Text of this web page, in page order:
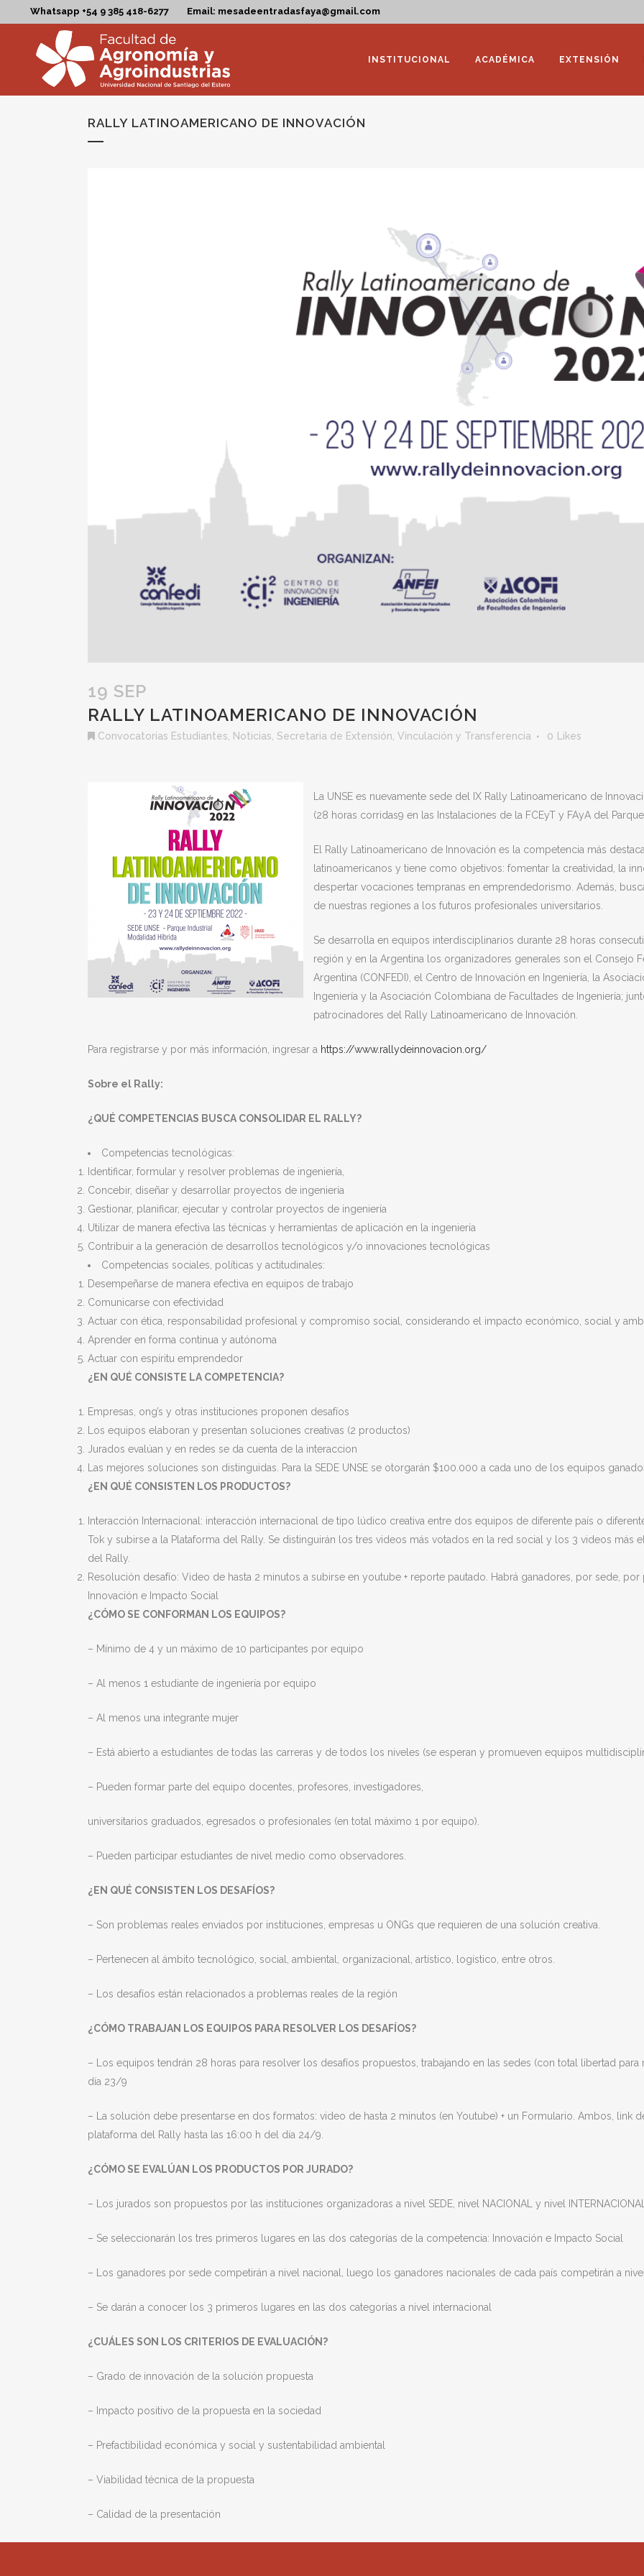
Email: mesadeentradasfaya@gmail.com
Whatsapp +54 9 385 418-6277
INSTITUCIONAL ACADÉMICA EXTENSIÓN
RALLY LATINOAMERICANO DE INNOVACIÓN
19 SEP
RALLY LATINOAMERICANO DE INNOVACIÓN
Convocatorias Estudiantes Noticias Secretaria de Extensión, Vinculación y Transferencia 0 Likes
La UNSE es nuevamente sede del IX Rally Latinoamericano de
(28 horas corridas9 en las Instalaciones de la FCEyT y FAyA del
El Rally Latinoamericano de Innovación es la competencia más
latinoamericanos y tiene como objetivos: fomentar la creatividad, la
despertar vocaciones tempranas en emprendedorismo. Además,
de nuestras regiones a los futuros profesionales universitarios.
Se desarrolla en equipos interdisciplinarios durante 28 horas
región y en la Argentina los organizadores generales son el Consejo
Argentina (CONFEDI), el Centro de Innovación en Ingeniería, la
Ingeniería y la Asociación Colombiana de Facultades de Ingeniería;
patrocinadores del Rally Latinoamericano de Innovación.
Para registrarse y por más información, ingresar a https://www.rallydeinnovacion.org/
Sobre el Rally:
¿QUÉ COMPETENCIAS BUSCA CONSOLIDAR EL RALLY?
Competencias tecnológicas:
Identificar, formular y resolver problemas de ingeniería,
Concebir, diseñar y desarrollar proyectos de ingeniería
Gestionar, planificar, ejecutar y controlar proyectos de ingeniería
Utilizar de manera efectiva las técnicas y herramientas de aplicación en la ingeniería
Contribuir a la generación de desarrollos tecnológicos y/o innovaciones tecnológicas
Competencias sociales, políticas y actitudinales:
Desempeñarse de manera efectiva en equipos de trabajo
Comunicarse con efectividad
Actuar con ética, responsabilidad profesional y compromiso social, considerando el impacto económico, social y
Aprender en forma continua y autónoma
Actuar con espíritu emprendedor
¿EN QUÉ CONSISTE LA COMPETENCIA?
Empresas, ong’s y otras instituciones proponen desafíos
Los equipos elaboran y presentan soluciones creativas (2 productos)
Jurados evalúan y en redes se da cuenta de la interaccion
Las mejores soluciones son distinguidas. Para la SEDE UNSE se otorgarán $100.000 a cada uno de los equipos
¿EN QUÉ CONSISTEN LOS PRODUCTOS?
Interacción Internacional: interacción internacional de tipo lúdico creativa entre dos equipos de diferente país o
Tok y subirse a la Plataforma del Rally. Se distinguirán los tres videos más votados en la red social y los 3 videos
del Rally.
Resolución desafío: Video de hasta 2 minutos a subirse en youtube + reporte pautado. Habrá ganadores, por sede,
Innovación e Impacto Social
¿CÓMO SE CONFORMAN LOS EQUIPOS?
– Mínimo de 4 y un máximo de 10 participantes por equipo
– Al menos 1 estudiante de ingeniería por equipo
– Al menos una integrante mujer
– Está abierto a estudiantes de todas las carreras y de todos los niveles (se esperan y promueven equipos
– Pueden formar parte del equipo docentes, profesores, investigadores,
universitarios graduados, egresados o profesionales (en total máximo 1 por equipo).
– Pueden participar estudiantes de nivel medio como observadores.
¿EN QUÉ CONSISTEN LOS DESAFÍOS?
– Son problemas reales enviados por instituciones, empresas u ONGs que requieren de una solución creativa.
– Pertenecen al ámbito tecnológico, social, ambiental, organizacional, artístico, logístico, entre otros.
– Los desafíos están relacionados a problemas reales de la región
¿CÓMO TRABAJAN LOS EQUIPOS PARA RESOLVER LOS DESAFÍOS?
– Los equipos tendrán 28 horas para resolver los desafíos propuestos, trabajando en las sedes (con total libertad
día 23/9
– La solución debe presentarse en dos formatos: video de hasta 2 minutos (en Youtube) + un Formulario. Ambos, link
plataforma del Rally hasta las 16:00 h del día 24/9.
¿CÓMO SE EVALÚAN LOS PRODUCTOS POR JURADO?
– Los jurados son propuestos por las instituciones organizadoras a nivel SEDE, nivel NACIONAL y nivel INTERNACIONAL
– Se seleccionarán los tres primeros lugares en las dos categorías de la competencia: Innovación e Impacto Social
– Los ganadores por sede competirán a nivel nacional, luego los ganadores nacionales de cada país competirán a
– Se darán a conocer los 3 primeros lugares en las dos categorías a nivel internacional
¿CUÁLES SON LOS CRITERIOS DE EVALUACIÓN?
– Grado de innovación de la solución propuesta
– Impacto positivo de la propuesta en la sociedad
– Prefactibilidad económica y social y sustentabilidad ambiental
– Viabilidad técnica de la propuesta
– Calidad de la presentación